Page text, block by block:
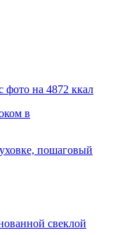
на 4872 ккал
в
пошаговый
свеклой